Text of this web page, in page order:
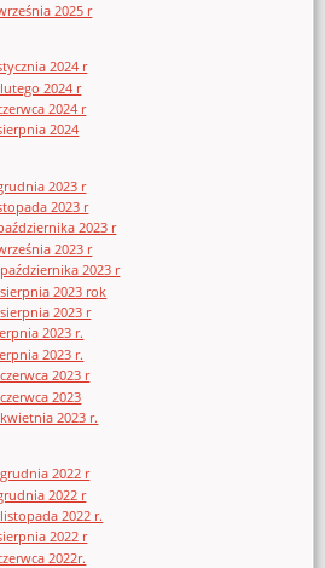
2025 r
2024 r
2024 r
2024 r
2024
2023 r
2023 r
2023 r
2023 r
2023 r
2023 rok
2023 r
2023 r.
2023 r.
2023 r
2023
2023 r.
2022 r
2022 r
2022 r.
2022 r
2022r.